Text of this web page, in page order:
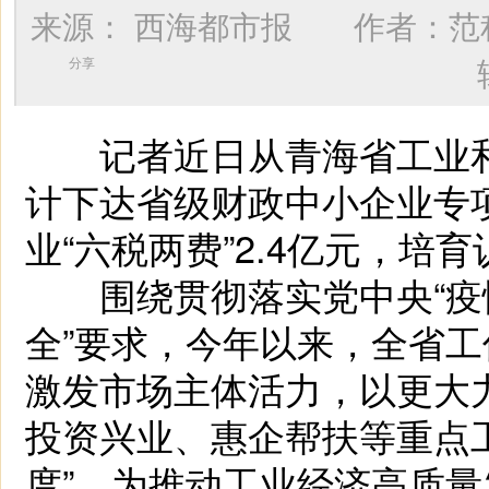
来源： 西海都市报 作者：
分享
记者近日从青海省工业
计下达省级财政中小企业
业“六税两费”2.4亿元，培
围绕贯彻落实党中央“疫
全”要求，今年以来，全省
激发市场主体活力，以更
投资兴业、惠企帮扶等重点